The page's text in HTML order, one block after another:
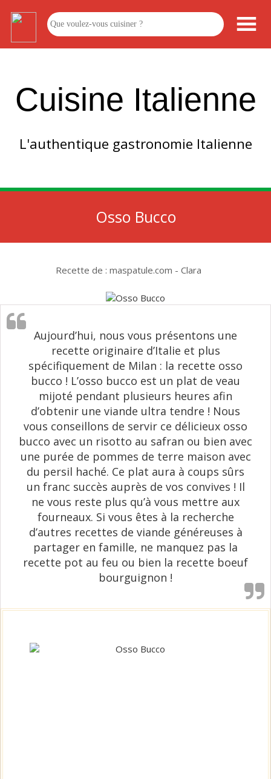
Cuisine Italienne
L'authentique gastronomie Italienne
Osso Bucco
Recette de : maspatule.com - Clara
Aujourd’hui, nous vous présentons une
recette originaire d’Italie et plus
spécifiquement de Milan : la recette osso
bucco ! L’osso bucco est un plat de veau
mijoté pendant plusieurs heures afin
d’obtenir une viande ultra tendre ! Nous
vous conseillons de servir ce délicieux osso
bucco avec un risotto au safran ou bien avec
une purée de pommes de terre maison avec
du persil haché. Ce plat aura à coups sûrs
un franc succès auprès de vos convives ! Il
ne vous reste plus qu’à vous mettre aux
fourneaux. Si vous êtes à la recherche
d’autres recettes de viande généreuses à
partager en famille, ne manquez pas la
recette pot au feu ou bien la recette boeuf
bourguignon !